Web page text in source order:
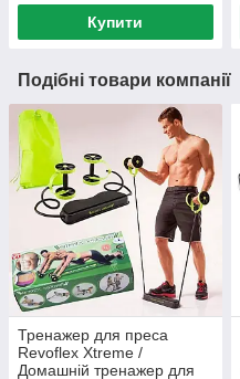
Купити
Подібні товари компанії
Тренажер для преса
Revoflex Xtreme /
Домашній тренажер для